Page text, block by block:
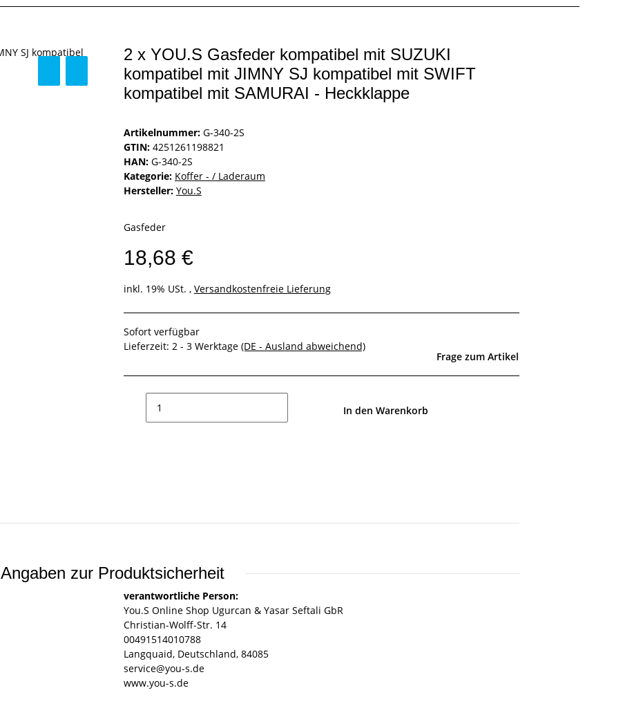
2 x YOU.S Gasfeder kompatibel mit SUZUKI
kompatibel mit JIMNY SJ kompatibel mit SWIFT
kompatibel mit SAMURAI - Heckklappe
Artikelnummer: G-340-2S
GTIN: 4251261198821
HAN: G-340-2S
Kategorie: Koffer - / Laderaum
Hersteller: You.S
Gasfeder
18,68 €
inkl. 19% USt. , Versandkostenfreie Lieferung
Sofort verfügbar
Lieferzeit: 2 - 3 Werktage (DE - Ausland abweichend)
Frage zum Artikel
In den Warenkorb
Angaben zur Produktsicherheit
verantwortliche Person:
You.S Online Shop Ugurcan & Yasar Seftali GbR
Christian-Wolff-Str. 14
00491514010788
Langquaid, Deutschland, 84085
service@you-s.de
www.you-s.de